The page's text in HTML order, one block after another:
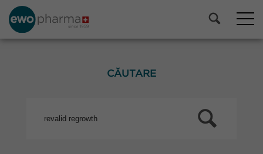
CĂUTARE